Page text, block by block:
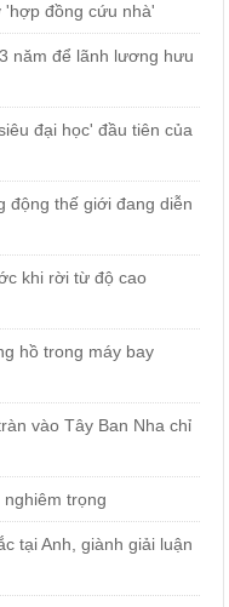
'hợp đồng cứu nhà'
năm để lãnh lương hưu
đại học' đầu tiên của
động thế giới đang diễn
khi rời từ độ cao
hồ trong máy bay
vào Tây Ban Nha chỉ
trọng
tại Anh, giành giải luận